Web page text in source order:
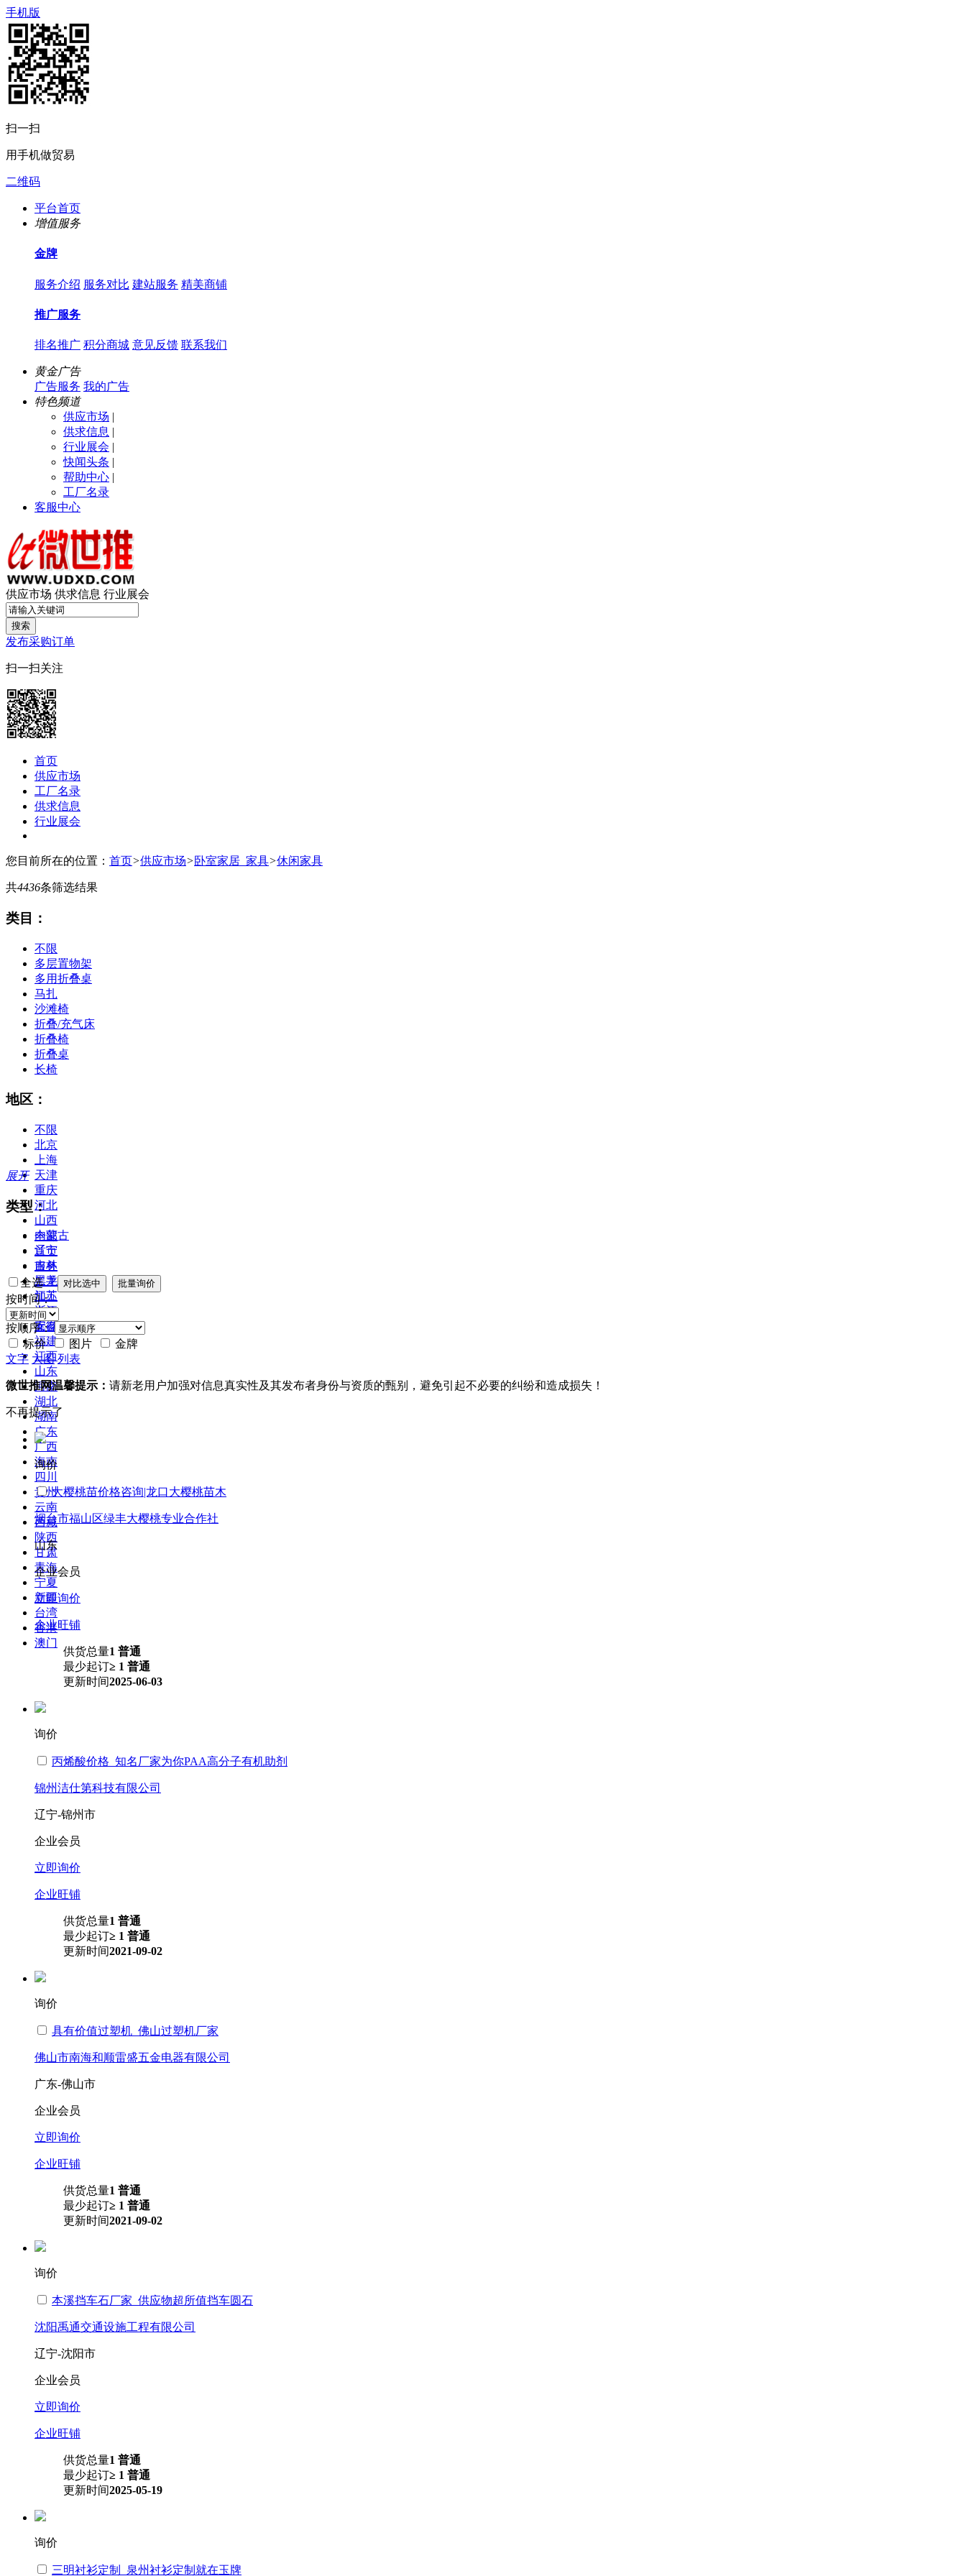
手机版
扫一扫
用手机做贸易
二维码
平台首页
增值服务
金牌
服务介绍 服务对比 建站服务 精美商铺
推广服务
排名推广 积分商城 意见反馈 联系我们
黄金广告
广告服务 我的广告
特色频道
供应市场 |
供求信息 |
行业展会 |
快闻头条 |
帮助中心 |
工厂名录
客服中心
供应市场 供求信息 行业展会
搜索
发布采购订单
扫一扫关注
首页
供应市场
工厂名录
供求信息
行业展会
您目前所在的位置： 首页>供应市场>卧室家居_家具>休闲家具
共4436条筛选结果
类目：
不限
多层置物架
多用折叠桌
马扎
沙滩椅
折叠/充气床
折叠椅
折叠桌
长椅
地区：
不限
北京
上海
天津
重庆
河北
山西
内蒙古
辽宁
吉林
黑龙江
江苏
浙江
安徽
福建
江西
山东
河南
湖北
湖南
广东
广西
海南
四川
贵州
云南
西藏
陕西
甘肃
青海
宁夏
新疆
台湾
香港
澳门
展开
类型：
全部
首页
服务
二手
加工
合作
库存
全选
按时间：
按顺序：
标价
图片
金牌
文字 大图 列表
微世推网温馨提示： 请新老用户加强对信息真实性及其发布者身份与资质的甄别，避免引起不必要的纠纷和造成损失！
不再提示了
询价
大樱桃苗价格咨询|龙口大樱桃苗木
烟台市福山区绿丰大樱桃专业合作社
山东
企业会员
立即询价
企业旺铺
供货总量1 普通
最少起订≥ 1 普通
更新时间2025-06-03
询价
丙烯酸价格_知名厂家为你PAA高分子有机助剂
锦州洁仕第科技有限公司
辽宁-锦州市
企业会员
立即询价
企业旺铺
供货总量1 普通
最少起订≥ 1 普通
更新时间2021-09-02
询价
具有价值过塑机_佛山过塑机厂家
佛山市南海和顺雷盛五金电器有限公司
广东-佛山市
企业会员
立即询价
企业旺铺
供货总量1 普通
最少起订≥ 1 普通
更新时间2021-09-02
询价
本溪挡车石厂家_供应物超所值挡车圆石
沈阳禹通交通设施工程有限公司
辽宁-沈阳市
企业会员
立即询价
企业旺铺
供货总量1 普通
最少起订≥ 1 普通
更新时间2025-05-19
询价
三明衬衫定制_泉州衬衫定制就在玉牌